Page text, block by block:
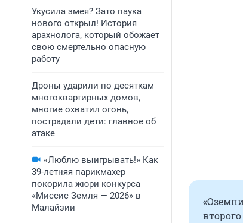
Укусила змея? Зато паука
нового открыл! История
арахнолога, который обожает
свою смертельно опасную
работу
Дроны ударили по десяткам
многоквартирных домов,
многие охватил огонь,
пострадали дети: главное об
атаке
«Люблю выигрывать!» Как
39-летняя парикмахер
покорила жюри конкурса
«Миссис Земля — 2026» в
Малайзии